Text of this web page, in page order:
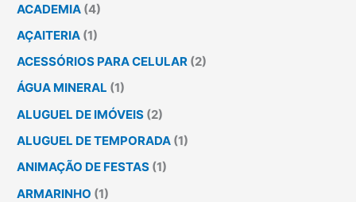
ACADEMIA (4)
AÇAITERIA (1)
ACESSÓRIOS PARA CELULAR (2)
ÁGUA MINERAL (1)
ALUGUEL DE IMÓVEIS (2)
ALUGUEL DE TEMPORADA (1)
ANIMAÇÃO DE FESTAS (1)
ARMARINHO (1)